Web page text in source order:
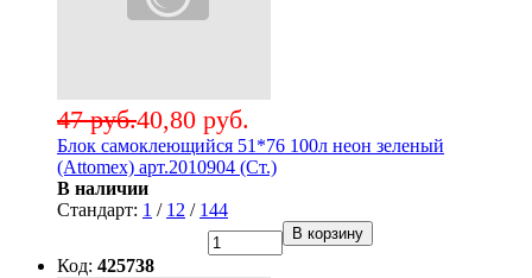
40,80 руб.
47 руб.
Блок самоклеющийся 51*76 100л неон зеленый
(Attomex) арт.2010904 (Ст.)
В наличии
Стандарт: 1 / 12 / 144
В корзину
Код: 425738